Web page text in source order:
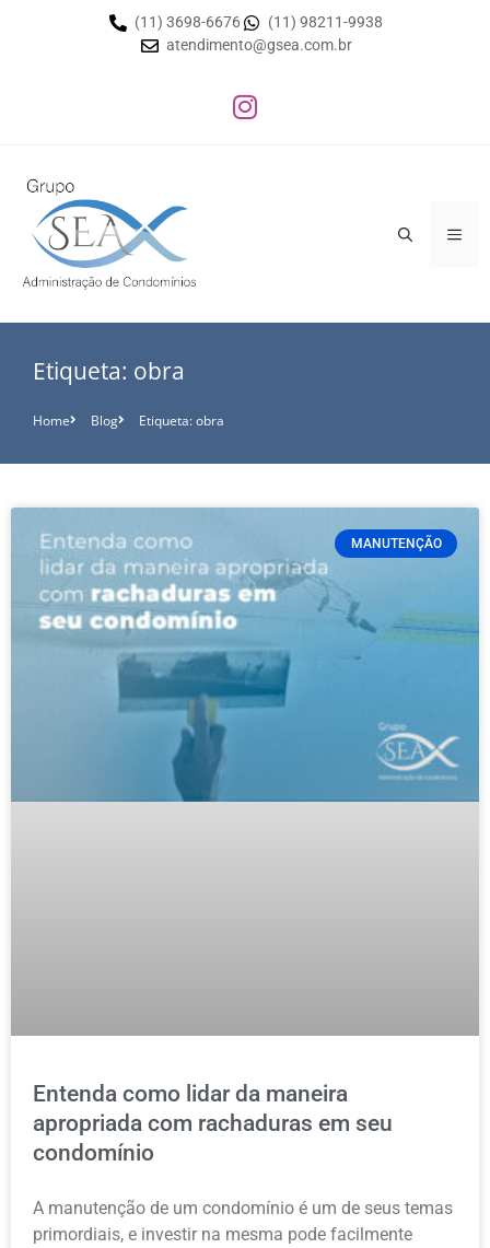
(11) 3698-6676
(11) 98211-9938
atendimento@gsea.com.br
Etiqueta: obra
Home Blog Etiqueta: obra
MANUTENÇÃO
Entenda como lidar da maneira
apropriada com rachaduras em seu
condomínio
A manutenção de um condomínio é um de seus temas
primordiais, e investir na mesma pode facilmente